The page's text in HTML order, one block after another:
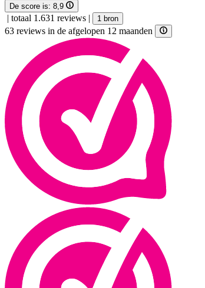
De score is: 8,9
| totaal 1.631 reviews | 1 bron
63 reviews in de afgelopen 12 maanden